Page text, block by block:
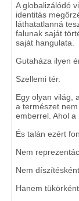
A globalizálódó
identitás
láthatatlanná
falunak saját
saját hangulata.
Gutaháza ilyen
Szellemi tér.
Egy olyan világ,
a természet
emberrel. Ahol a
És talán ezért
Nem
Nem díszítésként.
Hanem tükörként.